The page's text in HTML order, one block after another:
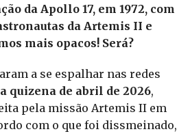
da Apollo 17, em 1972, com
da Artemis II e
mais opacos! Será?
a se espalhar nas redes
quizena de abril de 2026,
pela missão Artemis II em
com o que foi dissmeinado,